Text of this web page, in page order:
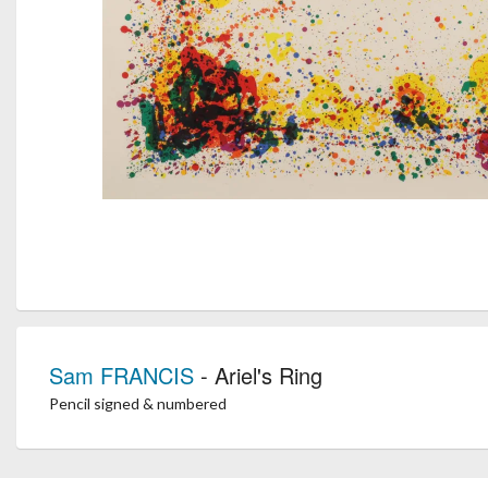
Sam FRANCIS - Ariel's Ring
Pencil signed & numbered